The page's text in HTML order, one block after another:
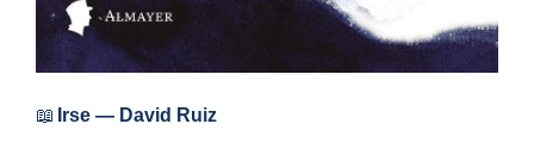
📖 Irse — David Ruiz